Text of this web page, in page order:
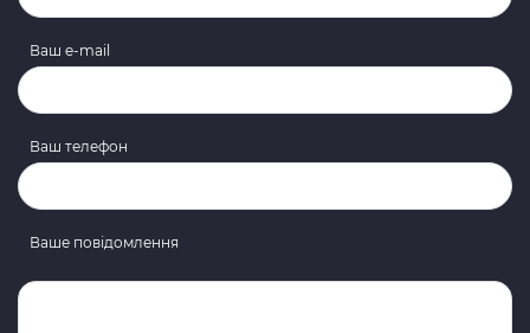
Ваш e-mail
Ваш телефон
Ваше повідомлення